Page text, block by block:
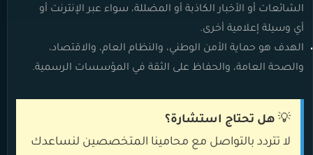
الشائعات أو الأخبار الكاذبة أو المضللة، سواء عبر الإنترنت أو
أي وسيلة إعلامية أخرى.
الهدف هو حماية الأمن الوطني، والنظام العام، والاقتصاد،
والصحة العامة، والحفاظ على الثقة في المؤسسات الرسمية.
💡 هل تحتاج استشارة؟
لا تتردد بالتواصل مع محامينا المتخصصين لنساعدك